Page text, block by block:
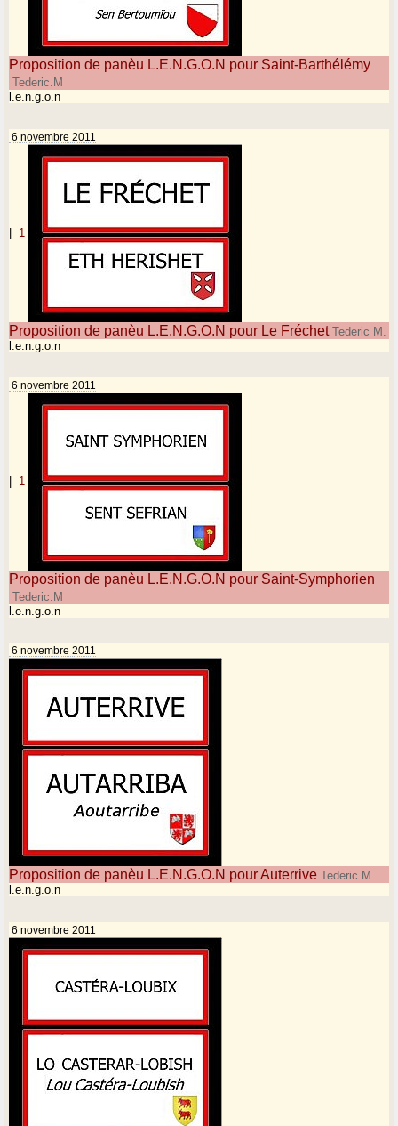
Proposition de panèu L.E.N.G.O.N pour Saint-Barthélémy
Tederic.M
l.e.n.g.o.n
6 novembre 2011
| 1
Proposition de panèu L.E.N.G.O.N pour Le FréchetTederic M.
l.e.n.g.o.n
6 novembre 2011
| 1
Proposition de panèu L.E.N.G.O.N pour Saint-Symphorien
Tederic.M
l.e.n.g.o.n
6 novembre 2011
Proposition de panèu L.E.N.G.O.N pour Auterrive Tederic M.
l.e.n.g.o.n
6 novembre 2011